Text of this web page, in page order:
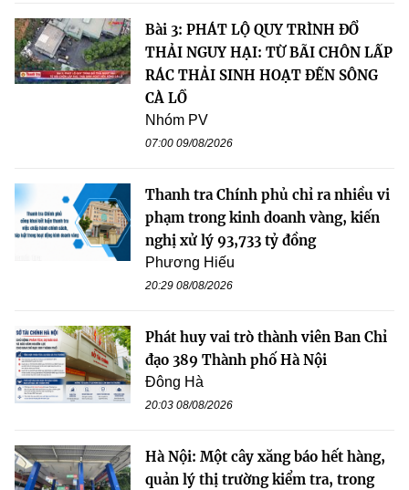
Bài 3: PHÁT LỘ QUY TRÌNH ĐỔ
THẢI NGUY HẠI: TỪ BÃI CHÔN LẤP
RÁC THẢI SINH HOẠT ĐẾN SÔNG
CÀ LỒ
Nhóm PV
07:00 09/08/2026
Thanh tra Chính phủ chỉ ra nhiều vi
phạm trong kinh doanh vàng, kiến
nghị xử lý 93,733 tỷ đồng
Phương Hiếu
20:29 08/08/2026
Phát huy vai trò thành viên Ban Chỉ
đạo 389 Thành phố Hà Nội
Đông Hà
20:03 08/08/2026
Hà Nội: Một cây xăng báo hết hàng,
quản lý thị trường kiểm tra, trong